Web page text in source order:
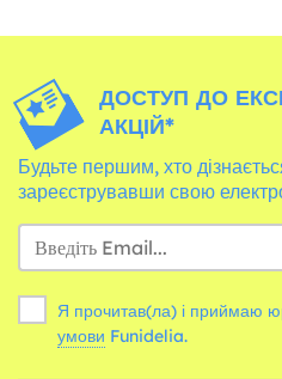
ДОСТУП ДО
АКЦІЙ*
Будьте першим, хто
зареєструвавши свою
Я прочитав(ла) і приймаю
умови Funidelia.